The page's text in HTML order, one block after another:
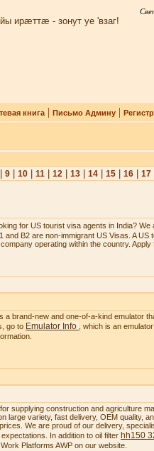
ирæттæ - зонут уе 'взаг!
книга| Письмо Админу|
9| 10| 11| 12| 13| 14| 15| 16| 17|
for US tourist visa agents in India?
and B2 are non-immigrant US Visas. A
operating within the country.
a brand-new and one-of-a-kind emulator
go to Emulator Info
, which is an
supplying construction and agriculture
large variety, fast delivery, OEM quality,
We are proud of our delivery,
In addition to oil filter hh150
Platforms AWP on our website.